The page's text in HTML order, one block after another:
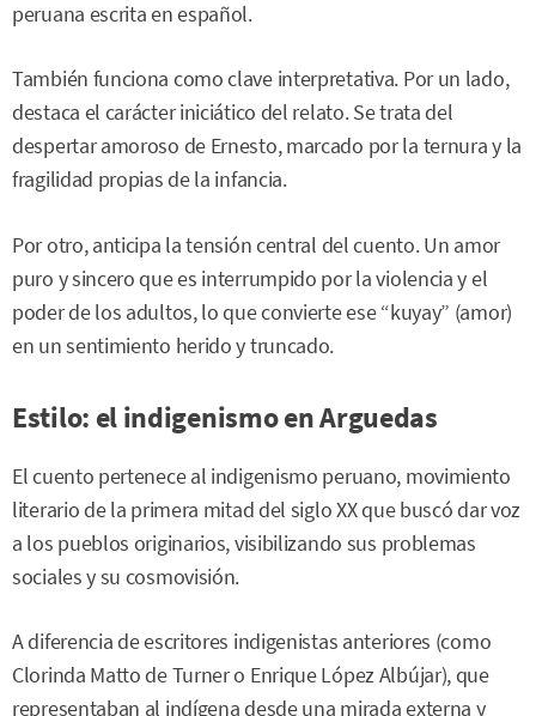
peruana escrita en español.
También funciona como clave interpretativa. Por un lado,
destaca el carácter iniciático del relato. Se trata del
despertar amoroso de Ernesto, marcado por la ternura y la
fragilidad propias de la infancia.
Por otro, anticipa la tensión central del cuento. Un amor
puro y sincero que es interrumpido por la violencia y el
poder de los adultos, lo que convierte ese “kuyay” (amor)
en un sentimiento herido y truncado.
Estilo: el indigenismo en Arguedas
El cuento pertenece al indigenismo peruano, movimiento
literario de la primera mitad del siglo XX que buscó dar voz
a los pueblos originarios, visibilizando sus problemas
sociales y su cosmovisión.
A diferencia de escritores indigenistas anteriores (como
Clorinda Matto de Turner o Enrique López Albújar), que
representaban al indígena desde una mirada externa y